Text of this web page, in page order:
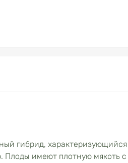
гибрид,
Плоды имеют плотную мякоть